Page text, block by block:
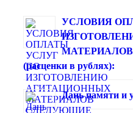
УСЛОВИЯ
(расценки в рублях):
Дань памяти и